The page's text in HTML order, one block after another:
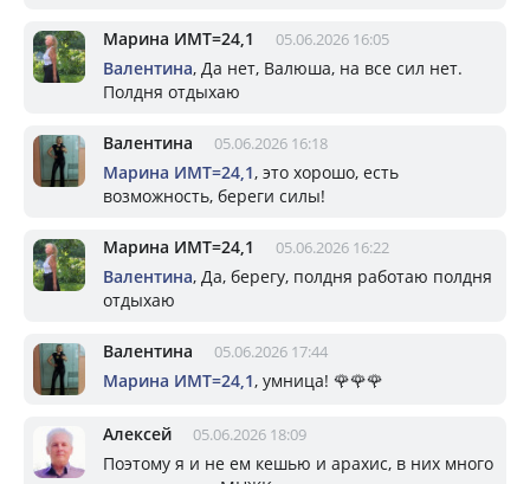
Марина ИМТ=24,1 05.06.2026 16:05
Валентина, Да нет, Валюша, на все сил нет.
Полдня отдыхаю
Валентина 05.06.2026 16:18
Марина ИМТ=24,1, это хорошо, есть
возможность, береги силы!
Марина ИМТ=24,1 05.06.2026 16:22
Валентина, Да, берегу, полдня работаю полдня
отдыхаю
Валентина 05.06.2026 17:44
Марина ИМТ=24,1, умница! 🌹🌹🌹
Алексей 05.06.2026 18:09
Поэтому я и не ем кешью и арахис, в них много